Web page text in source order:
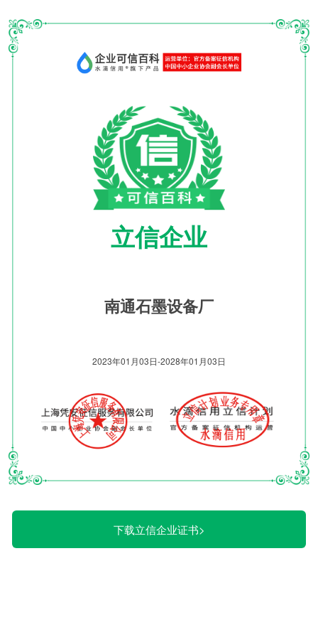
下载立信企业证书>